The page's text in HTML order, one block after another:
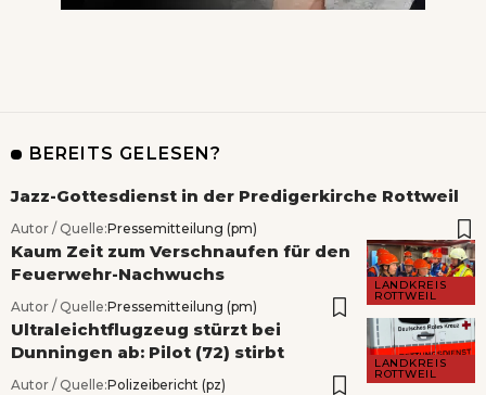
BEREITS GELESEN?
Jazz-Gottesdienst in der Predigerkirche Rottweil
Autor / Quelle:Pressemitteilung (pm)
LANDKREIS
ROTTWEIL
Kaum Zeit zum Verschnaufen für den
Feuerwehr-Nachwuchs
Autor / Quelle:Pressemitteilung (pm)
LANDKREIS
ROTTWEIL
Ultraleichtflugzeug stürzt bei
Dunningen ab: Pilot (72) stirbt
Autor / Quelle:Polizeibericht (pz)